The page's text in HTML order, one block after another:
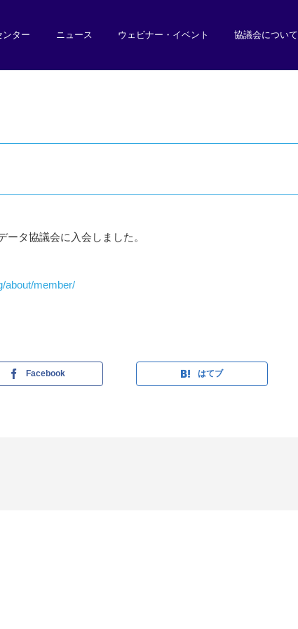
ンター ニュース ウェビナー・イベント 協議会について
タ協議会に入会しました。
about/member/
Facebook はてブ